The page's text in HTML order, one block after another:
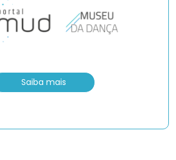
Saiba mais